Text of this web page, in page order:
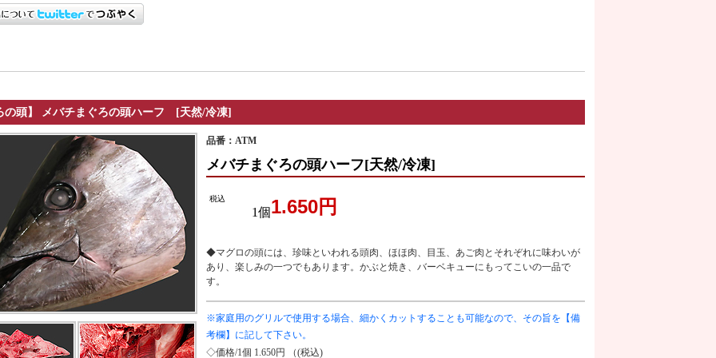
頭】 メバチまぐろの頭ハーフ [天然/冷凍]
品番：ATM
メバチまぐろの頭ハーフ[天然/冷凍]
税込 1.650円
1個
◆マグロの頭には、珍味といわれる頭肉、ほほ肉、目玉、あご肉とそれぞれに味わいが
あり、楽しみの一つでもあります。かぶと焼き、バーベキューにもってこいの一品で
す。
※家庭用のグリルで使用する場合、細かくカットすることも可能なので、その旨を【備
考欄】に記して下さい。
◇価格/1個 1.650円 （(税込)